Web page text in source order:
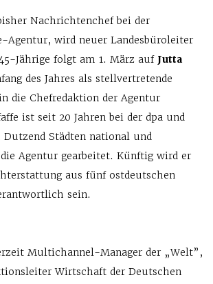
Nachrichtenchef bei der
Agentur, wird neuer Landesbüroleiter
Jährige folgt am 1. März auf Jutta
des Jahres als stellvertretende
die Chefredaktion der Agentur
ist seit 20 Jahren bei der dpa und
Städten national und
Agentur gearbeitet. Künftig wird er
aus fünf ostdeutschen
sein.
Multichannel-Manager der „Welt”,
Wirtschaft der Deutschen